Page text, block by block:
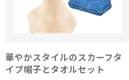
華やかスタイルのスカーフタ
イプ帽子とタオルセット